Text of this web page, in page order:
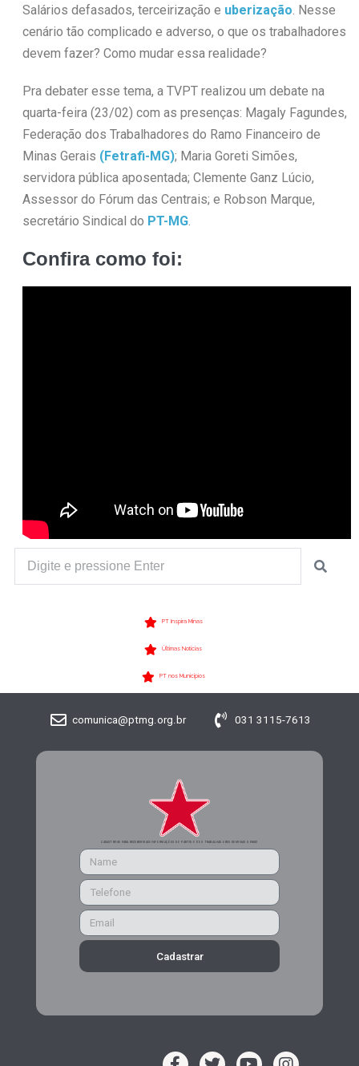
Salários defasados, terceirização e uberização. Nesse
cenário tão complicado e adverso, o que os trabalhadores
devem fazer? Como mudar essa realidade?
Pra debater esse tema, a TVPT realizou um debate na
quarta-feira (23/02) com as presenças: Magaly Fagundes,
Federação dos Trabalhadores do Ramo Financeiro de
Minas Gerais (Fetrafi-MG); Maria Goreti Simões,
servidora pública aposentada; Clemente Ganz Lúcio,
Assessor do Fórum das Centrais; e Robson Marque,
secretário Sindical do PT-MG.
Confira como foi:
PT Inspira Minas
Últimas Notícias
PT nos Municípios
comunica@ptmg.org.br 031 3115-7613
CADASTRE-SE PARA RECEBER MAIS INFORMAÇÕES DO PARTIDO DOS TRABALHADORES DE MINAS GERAIS
Cadastrar